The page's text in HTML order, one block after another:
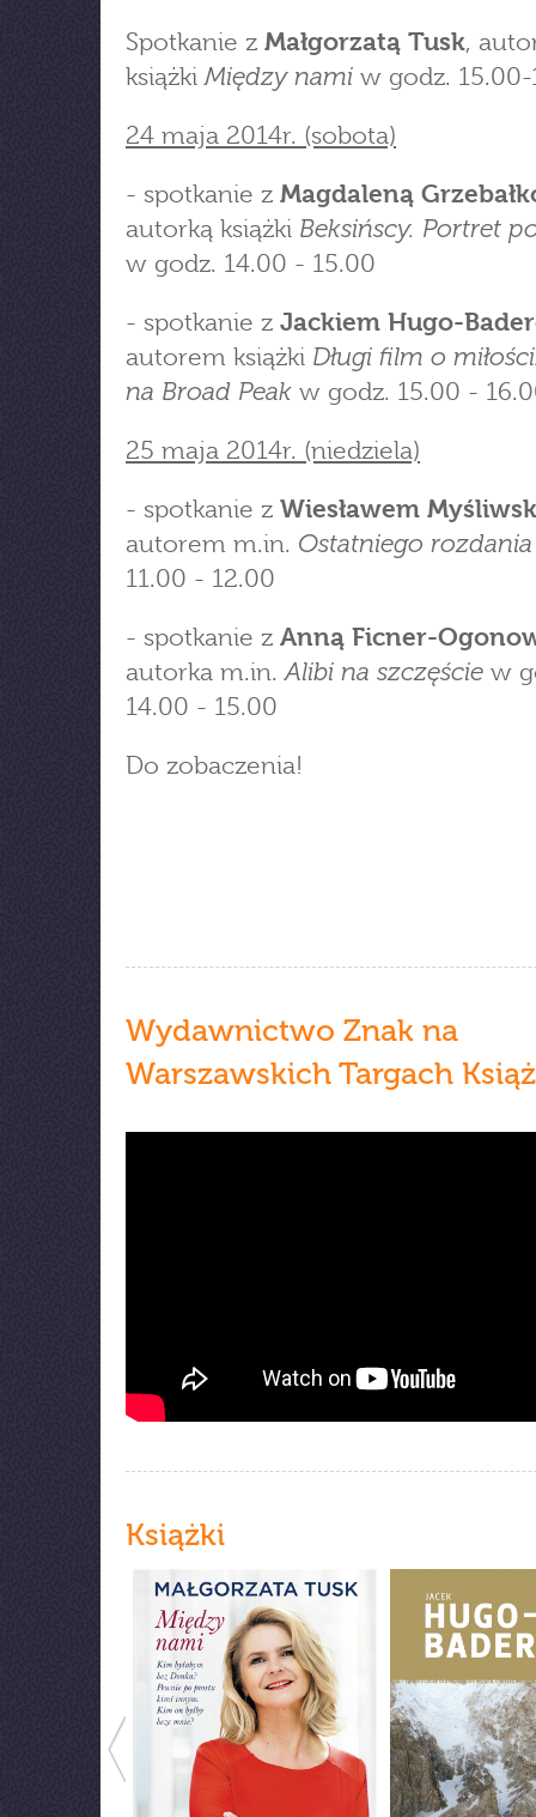
Spotkanie z Małgorzatą Tusk,
książkiMiędzy nami w godz.
24 maja 2014r. (sobota)
- spotkanie z Magdaleną
autorką książki Beksińscy. Portret
w godz. 14.00 - 15.00
- spotkanie z Jackiem Hugo-
autorem książki Długi film o
na Broad Peak w godz. 15.00 -
25 maja 2014r. (niedziela)
- spotkanie z Wiesławem
autorem m.in. Ostatniego rozdania
11.00 - 12.00
- spotkanie z Anną Ficner-
autorka m.in.Alibi na szczęście w
14.00 - 15.00
Do zobaczenia!
Wydawnictwo Znak na
Warszawskich Targach
Książki